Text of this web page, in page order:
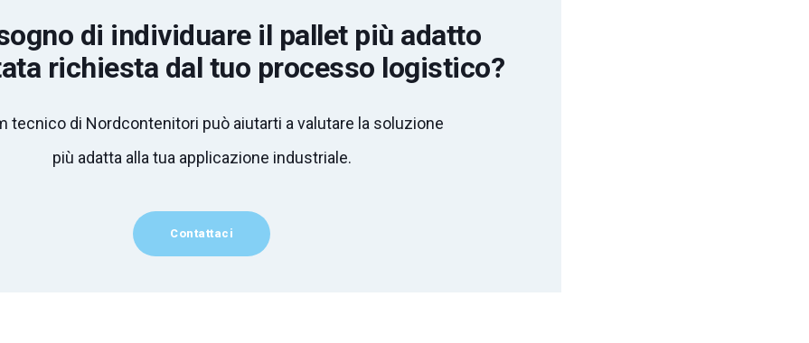
di individuare il pallet più adatto
richiesta dal tuo processo logistico?
tecnico di Nordcontenitori può aiutarti a valutare la soluzione
più adatta alla tua applicazione industriale.
Contattaci